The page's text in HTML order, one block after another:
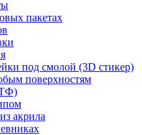
пакетах
под смолой (3D стикер)
поверхностям
акрила